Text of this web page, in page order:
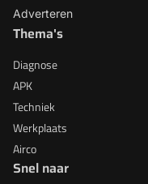
Adverteren
Thema's
Diagnose
APK
Techniek
Werkplaats
Airco
Snel naar